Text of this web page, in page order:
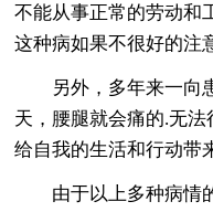
不能从事正常的劳动和
这种病如果不很好的注
另外，多年来一向患
天，腰腿就会痛的.无法
给自我的生活和行动带
由于以上多种病情的